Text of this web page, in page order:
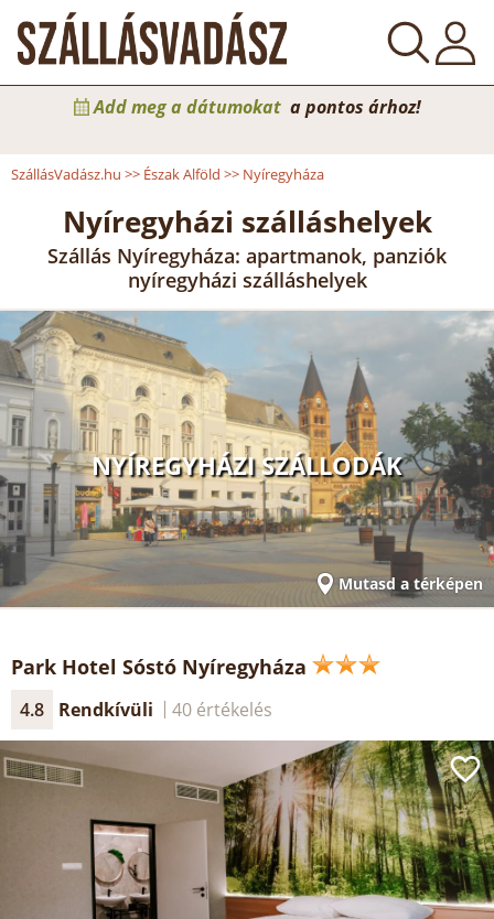
Add meg a dátumokat a pontos árhoz!
SzállásVadász.hu >> Észak Alföld >> Nyíregyháza
Nyíregyházi szálláshelyek
Szállás Nyíregyháza: apartmanok, panziók
nyíregyházi szálláshelyek
NYÍREGYHÁZI SZÁLLODÁK
Mutasd a térképen
Park Hotel Sóstó Nyíregyháza
4.8 Rendkívüli 40 értékelés